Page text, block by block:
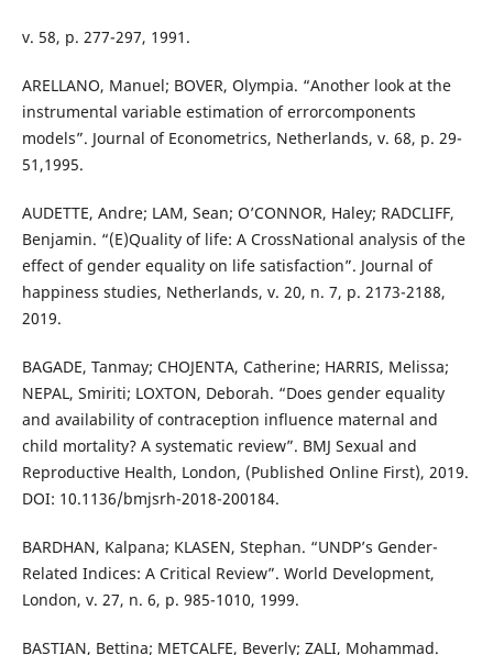
v. 58, p. 277-297, 1991.
ARELLANO, Manuel; BOVER, Olympia. “Another look at the
instrumental variable estimation of errorcomponents
models”. Journal of Econometrics, Netherlands, v. 68, p. 29-
51,1995.
AUDETTE, Andre; LAM, Sean; O’CONNOR, Haley; RADCLIFF,
Benjamin. “(E)Quality of life: A CrossNational analysis of the
effect of gender equality on life satisfaction”. Journal of
happiness studies, Netherlands, v. 20, n. 7, p. 2173-2188,
2019.
BAGADE, Tanmay; CHOJENTA, Catherine; HARRIS, Melissa;
NEPAL, Smiriti; LOXTON, Deborah. “Does gender equality
and availability of contraception influence maternal and
child mortality? A systematic review”. BMJ Sexual and
Reproductive Health, London, (Published Online First), 2019.
DOI: 10.1136/bmjsrh-2018-200184.
BARDHAN, Kalpana; KLASEN, Stephan. “UNDP’s Gender-
Related Indices: A Critical Review”. World Development,
London, v. 27, n. 6, p. 985-1010, 1999.
BASTIAN, Bettina; METCALFE, Beverly; ZALI, Mohammad.